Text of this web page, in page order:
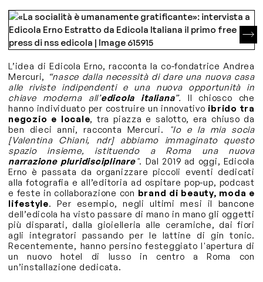
L’idea di Edicola Erno, racconta la co-fondatrice Andrea
Mercuri, “nasce dalla necessità di dare una nuova casa
alle riviste indipendenti e una nuova opportunità in
chiave moderna all’edicola italiana”. Il chiosco che
hanno individuato per costruire un innovativo ibrido tra
negozio e locale, tra piazza e salotto, era chiuso da
ben dieci anni, racconta Mercuri.
"Io e la mia socia
[Valentina Chiani, ndr] abbiamo immaginato questo
spazio insieme, istituendo a Roma una nuova
narrazione pluridisciplinare". Dal 2019 ad oggi, Edicola
Erno è passata da organizzare piccoli eventi dedicati
alla fotografia e all’editoria ad ospitare pop-up, podcast
e feste in collaborazione con brand di beauty, moda e
lifestyle. Per esempio, negli ultimi mesi il bancone
dell’edicola ha visto passare di mano in mano gli oggetti
più disparati, dalla gioielleria alle ceramiche, dai fiori
agli integratori passando per le lattine di gin tonic.
Recentemente, hanno persino festeggiato l'apertura di
un nuovo hotel di lusso in centro a Roma con
un’installazione dedicata.